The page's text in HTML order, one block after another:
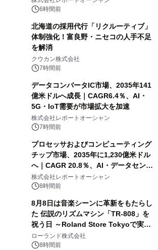
速6時間前
北海道の採用代行「リクルーティブ」
体制強化！富良野・ニセコの人手不足
を解消
クウカン株式会社
7時間前
データコンバータIC市場、2035年141
億米ドルへ成長｜CAGR6.4％、AI・
5G・IoT需要が市場拡大を加速
株式会社レポートオーシャン
7時間前
プロセッサおよびコンピューティング
チップ市場、2035年に1,230億米ドル
へ｜CAGR 20.8％、AI・データセンタ
ー需要が成長を牽引
株式会社レポートオーシャン
8時間前
8月8日は音楽シーンに革新をもたらし
た 伝説のリズムマシン「TR-808」を
祝う日 ～Roland Store Tokyoで実機
を展示しての 記念キャンペーンを開
催 英国ラジオ「NTS」の 特別プログ
ローランド株式会社
8時間前